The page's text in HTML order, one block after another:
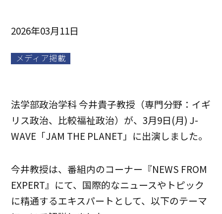
2026年03月11日
メディア掲載
法学部政治学科 今井貴子教授（専門分野：イギ
リス政治、比較福祉政治）が、3月9日(月) J-
WAVE「JAM THE PLANET」に出演しました。
今井教授は、番組内のコーナー『NEWS FROM
EXPERT』にて、国際的なニュースやトピック
に精通するエキスパートとして、以下のテーマ